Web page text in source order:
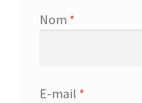
Nom *
E-mail *